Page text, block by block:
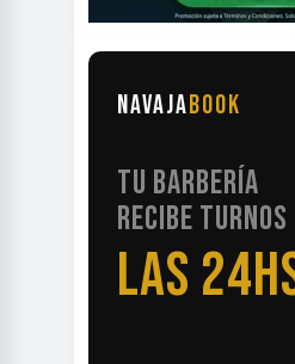
NAVAJABOOK
TU BARBERÍA
RECIBE TURNOS
LAS